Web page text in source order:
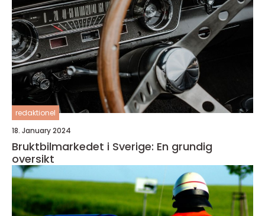
redaktionel
18. January 2024
Bruktbilmarkedet i Sverige: En grundig
oversikt